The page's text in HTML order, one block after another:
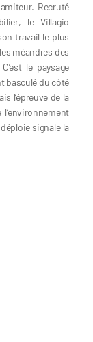
Recruté
le Villagio
travail le plus
méandres des
le paysage
basculé du côté
l’épreuve de la
signale la